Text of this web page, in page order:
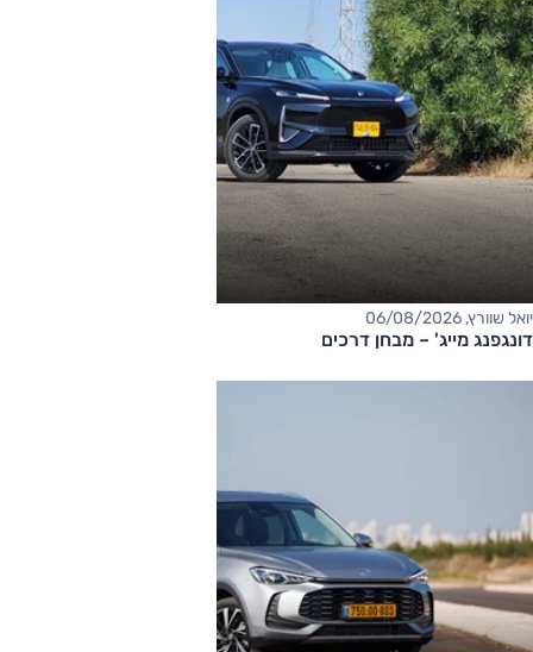
יואל שוורץ, 06/08/2026
דונגפנג מייג' – מבחן דרכים